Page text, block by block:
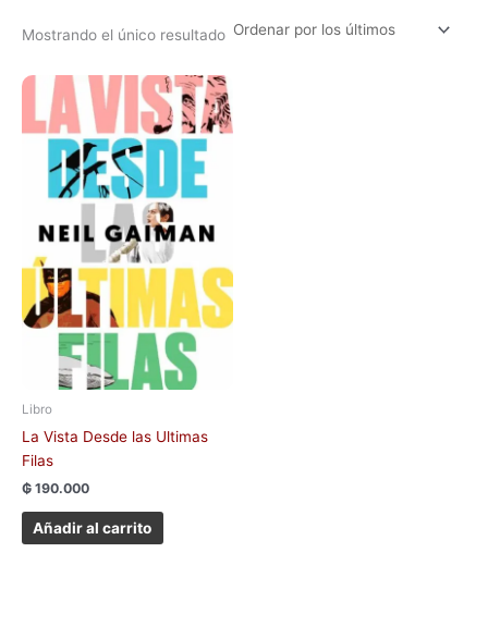
Mostrando el único resultado
Libro
La Vista Desde las Ultimas
Filas
₲ 190.000
Añadir al carrito